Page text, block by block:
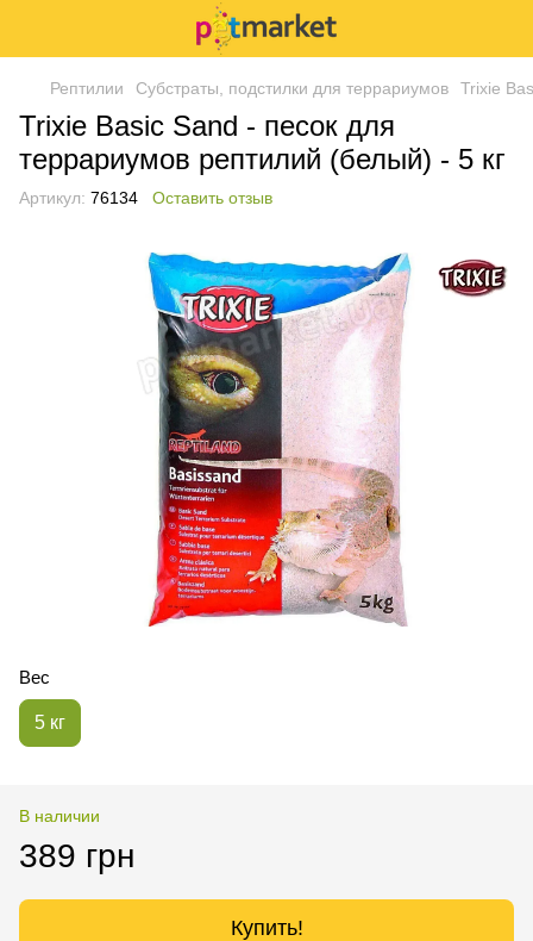
Рептилии Субстраты, подстилки для террариумов Trixie
Trixie Basic Sand - песок для
террариумов рептилий (белый) - 5 кг
Артикул: 76134 Оставить отзыв
Вес
5 кг
В наличии
389 грн
Купить!